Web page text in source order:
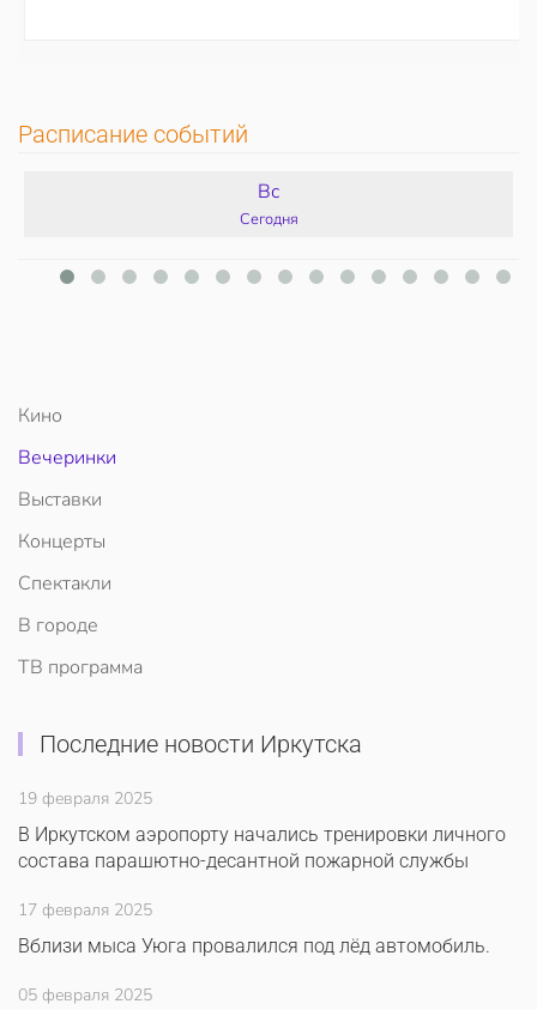
Расписание событий
Вс
Сегодня
Кино
Вечеринки
Выставки
Концерты
Спектакли
В городе
ТВ программа
Последние новости Иркутска
19 февраля 2025
В Иркутском аэропорту начались тренировки личного
состава парашютно-десантной пожарной службы
17 февраля 2025
Вблизи мыса Уюга провалился под лёд автомобиль.
05 февраля 2025